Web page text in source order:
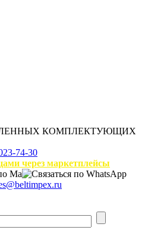
КОМПЛЕКТУЮЩИХ
74-30
через маркетплейсы